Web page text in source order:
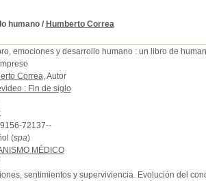
humano/ Humberto Correa
emociones y desarrollo humano : un libro de
Correa, Autor
: Fin de siglo
72137--
(spa)
MÉDICO
sentimientos y superviviencia. Evolución del